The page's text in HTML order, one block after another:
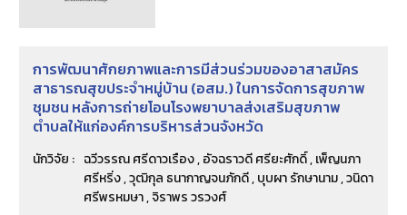
การพัฒนาศักยภาพและการมีส่วนร่วมของอาสาสมัคร
สาธารณสุขประจำหมู่บ้าน (อสม.) ในการจัดการสุขภาพ
ชุมชน หลังการถ่ายโอนโรงพยาบาลส่งเสริมสุขภาพ
ตำบลให้แก่องค์การบริหารส่วนจังหวัด
นักวิจัย : ฉวีวรรณ ศรีดาวเรือง , อัจฉราวดี ศรียะศักดิ์ , เพ็ญนภา
ศรีหริ่ง , วุฒิกุล ธนากาญจนภักดี , บุบผา รักษานาม , วนิดา
ศรีพรหมษา , จิราพร วรวงศ์